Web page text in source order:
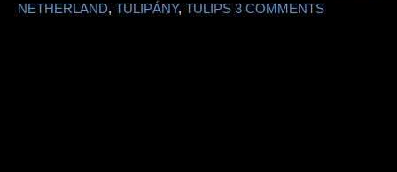
NETHERLAND, TULIPÁNY, TULIPS 3 COMMENTS